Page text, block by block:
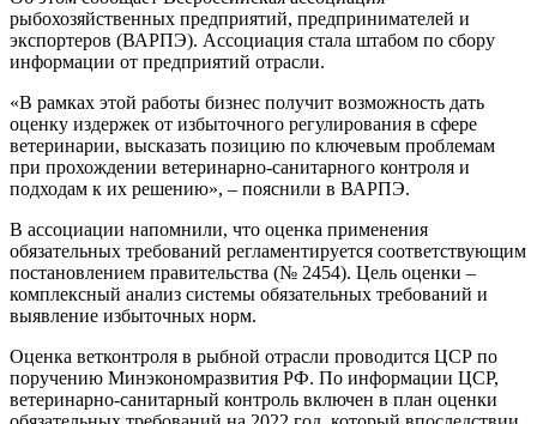
рыбохозяйственных предприятий, предпринимателей и
экспортеров (ВАРПЭ). Ассоциация стала штабом по сбору
информации от предприятий отрасли.
«В рамках этой работы бизнес получит возможность дать
оценку издержек от избыточного регулирования в сфере
ветеринарии, высказать позицию по ключевым проблемам
при прохождении ветеринарно-санитарного контроля и
подходам к их решению», – пояснили в ВАРПЭ.
В ассоциации напомнили, что оценка применения
обязательных требований регламентируется соответствующим
постановлением правительства (№ 2454). Цель оценки –
комплексный анализ системы обязательных требований и
выявление избыточных норм.
Оценка ветконтроля в рыбной отрасли проводится ЦСР по
поручению Минэкономразвития РФ. По информации ЦСР,
ветеринарно-санитарный контроль включен в план оценки